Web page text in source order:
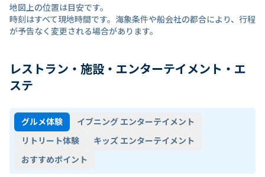
地図上の位置は目安です。
時刻はすべて現地時間です。海象条件や船会社の都合により、行程
が予告なく変更される場合があります。
レストラン・施設・エンターテイメント・エ
ステ
グルメ体験
イブニング エンターテイメント
リトリート体験
キッズ エンターテイメント
おすすめポイント